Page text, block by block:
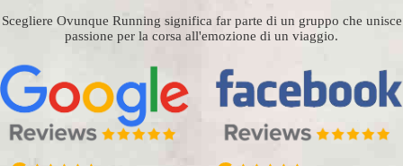
Scegliere Ovunque Running significa far parte di un gruppo che unisce
passione per la corsa all'emozione di un viaggio.